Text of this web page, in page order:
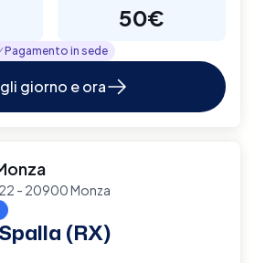
50€
Pagamento in sede
giorno e ora
- 20900 Monza
(RX)